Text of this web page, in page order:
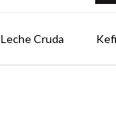
Leche Cruda